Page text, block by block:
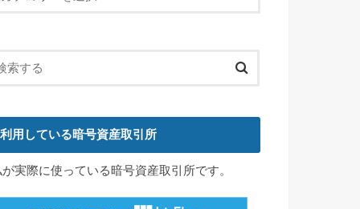
利用している暗号資産取引所
が実際に使っている暗号資産取引所です。